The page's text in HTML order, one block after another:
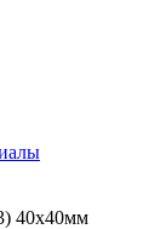
40х40мм